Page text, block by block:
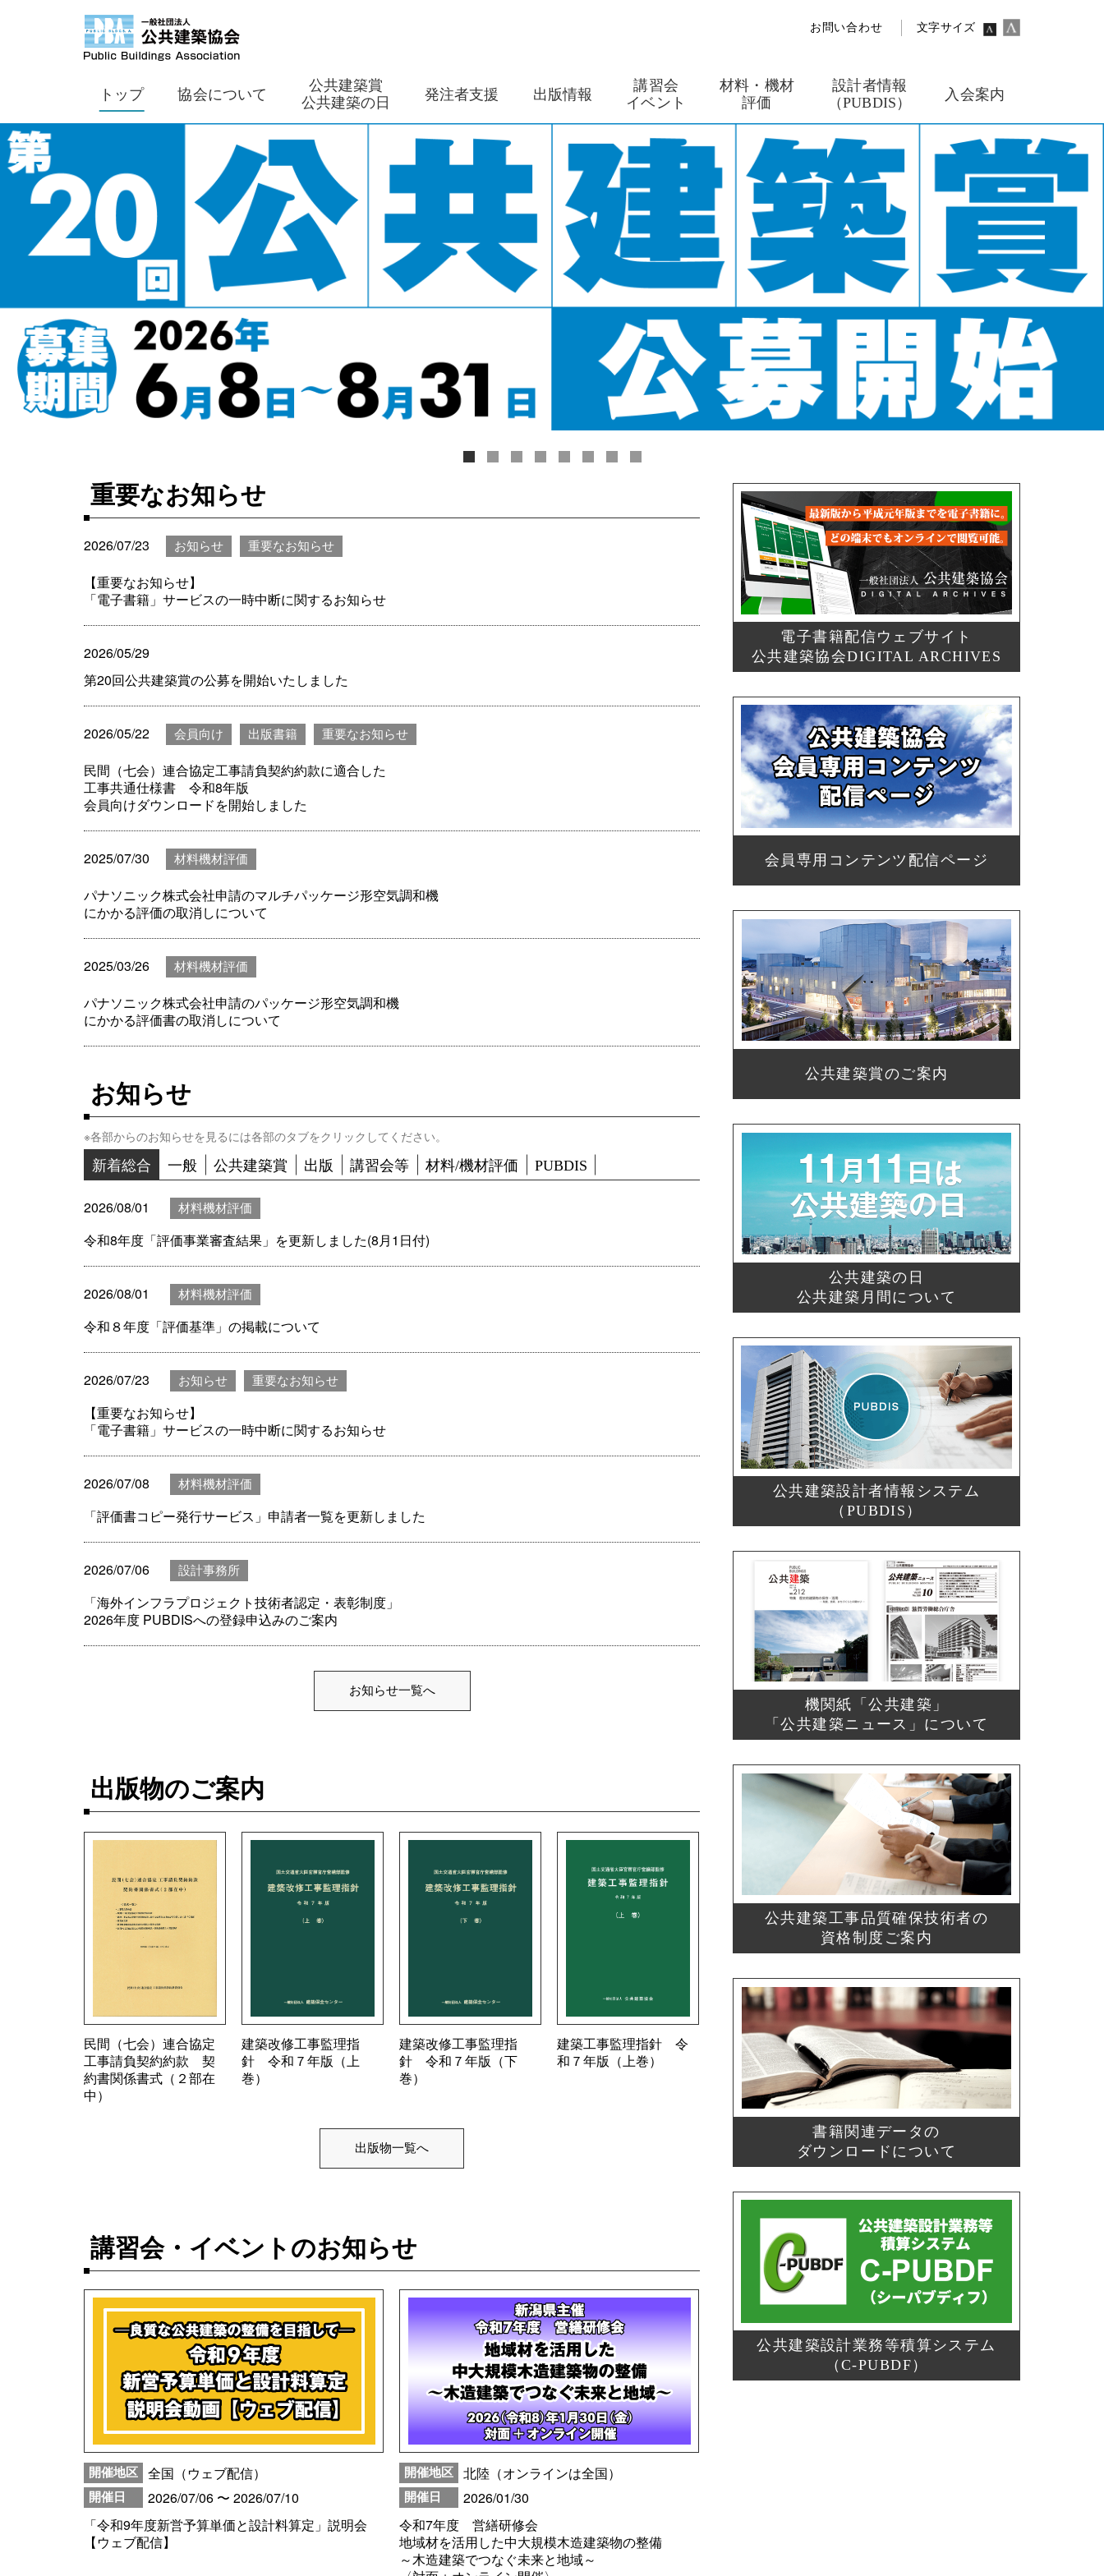
お問い合わせ 文字サイズ
トップ 協会について
公共建築賞
公共建築の日
発注者支援 出版情報
講習会
イベント
材料・機材
評価
設計者情報
（PUBDIS）
入会案内
重要なお知らせ
2026/07/23 お知らせ 重要なお知らせ
【重要なお知らせ】
「電子書籍」サービスの一時中断に関するお知らせ
2026/05/29
第20回公共建築賞の公募を開始いたしました
2026/05/22 会員向け 出版書籍 重要なお知らせ
民間（七会）連合協定工事請負契約約款に適合した
工事共通仕様書 令和8年版
会員向けダウンロードを開始しました
2025/07/30 材料機材評価
パナソニック株式会社申請のマルチパッケージ形空気調和機
にかかる評価の取消しについて
2025/03/26 材料機材評価
パナソニック株式会社申請のパッケージ形空気調和機
にかかる評価書の取消しについて
お知らせ
※各部からのお知らせを見るには各部のタブをクリックしてください。
新着総合
一般 公共建築賞 出版 講習会等 材料/機材評価 PUBDIS
2026/08/01 材料機材評価
令和8年度「評価事業審査結果」を更新しました(8月1日付)
2026/08/01 材料機材評価
令和８年度「評価基準」の掲載について
2026/07/23 お知らせ 重要なお知らせ
【重要なお知らせ】
「電子書籍」サービスの一時中断に関するお知らせ
2026/07/08 材料機材評価
「評価書コピー発行サービス」申請者一覧を更新しました
2026/07/06 設計事務所
「海外インフラプロジェクト技術者認定・表彰制度」
2026年度 PUBDISへの登録申込みのご案内
お知らせ一覧へ
出版物のご案内
民間（七会）連合協定
工事請負契約約款 契
約書関係書式（２部在
中）
建築改修工事監理指
針 令和７年版（上
巻）
建築改修工事監理指
針 令和７年版（下
巻）
建築工事監理指針 令
和７年版（上巻）
出版物一覧へ
講習会・イベントのお知らせ
開催地区 全国（ウェブ配信）
開催日
2026/07/06 〜 2026/07/10
「令和9年度新営予算単価と設計料算定」説明会
【ウェブ配信】
開催地区 北陸（オンラインは全国）
開催日
2026/01/30
令和7年度 営繕研修会
地域材を活用した中大規模木造建築物の整備
～木造建築でつなぐ未来と地域～
電子書籍配信ウェブサイト
公共建築協会DIGITAL ARCHIVES
会員専用コンテンツ配信ページ
公共建築賞のご案内
公共建築の日
公共建築月間について
公共建築設計者情報システム
（PUBDIS）
機関紙「公共建築」
「公共建築ニュース」について
公共建築工事品質確保技術者の
資格制度ご案内
書籍関連データの
ダウンロードについて
公共建築設計業務等積算システム
（C-PUBDF）